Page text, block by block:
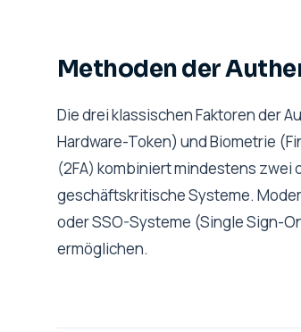
Methoden der
Die drei klassischen Faktoren der
Hardware-Token) und Biometrie
(2FA) kombiniert mindestens zwei
geschäftskritische Systeme.
oder SSO-Systeme (Single Sign-
ermöglichen.